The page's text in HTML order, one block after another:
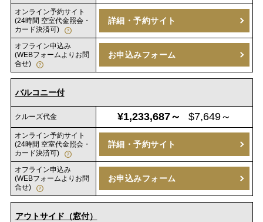
オンライン予約サイト
(24時間 空室代金照会・
カード決済可)
詳細・予約サイト
オフライン申込み
(WEBフォームよりお問
合せ)
お申込みフォーム
バルコニー付
クルーズ代金 ¥1,233,687～ $7,649～
オンライン予約サイト
(24時間 空室代金照会・
カード決済可)
詳細・予約サイト
オフライン申込み
(WEBフォームよりお問
合せ)
お申込みフォーム
アウトサイド（窓付）